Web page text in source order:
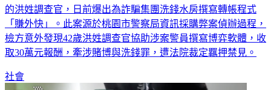
的洪姓調查官，日前爆出為詐騙集團洗錢水房撰寫轉帳程式
「賺外快」。此案源於桃園市警察局資訊採購弊案偵辦過程，
檢方意外發現42歲洪姓調查官協助涉案警員撰寫博弈軟體，收
取30萬元報酬，牽涉賭博與洗錢罪，遭法院裁定羈押禁見。
社會